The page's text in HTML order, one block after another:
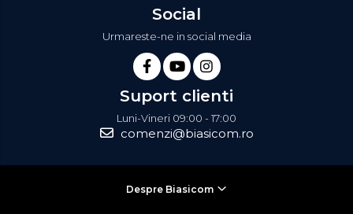
Social
Urmareste-ne in social media
Suport clienti
Luni-Vineri 09:00 - 17:00
comenzi@biasicom.ro
Despre Biasicom